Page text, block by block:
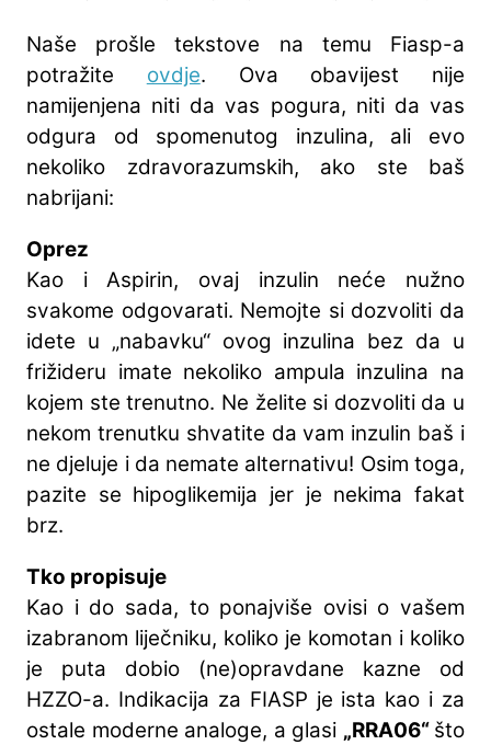
Naše prošle tekstove na temu Fiasp-a
potražite ovdje. Ova obavijest nije
namijenjena niti da vas pogura, niti da vas
odgura od spomenutog inzulina, ali evo
nekoliko zdravorazumskih, ako ste baš
nabrijani:
Oprez
Kao i Aspirin, ovaj inzulin neće nužno
svakome odgovarati. Nemojte si dozvoliti da
idete u „nabavku“ ovog inzulina bez da u
frižideru imate nekoliko ampula inzulina na
kojem ste trenutno. Ne želite si dozvoliti da u
nekom trenutku shvatite da vam inzulin baš i
ne djeluje i da nemate alternativu! Osim toga,
pazite se hipoglikemija jer je nekima fakat
brz.
Tko propisuje
Kao i do sada, to ponajviše ovisi o vašem
izabranom liječniku, koliko je komotan i koliko
je puta dobio (ne)opravdane kazne od
HZZO-a. Indikacija za FIASP je ista kao i za
ostale moderne analoge, a glasi „RRA06“ što